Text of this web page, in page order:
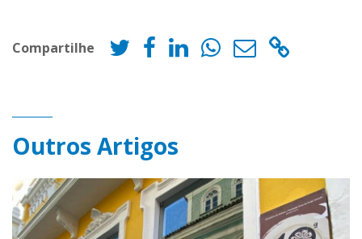
Compartilhe
Outros Artigos